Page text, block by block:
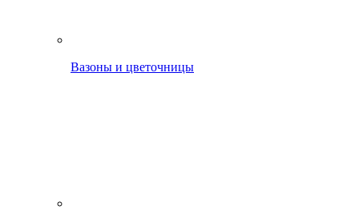
Вазоны и цветочницы